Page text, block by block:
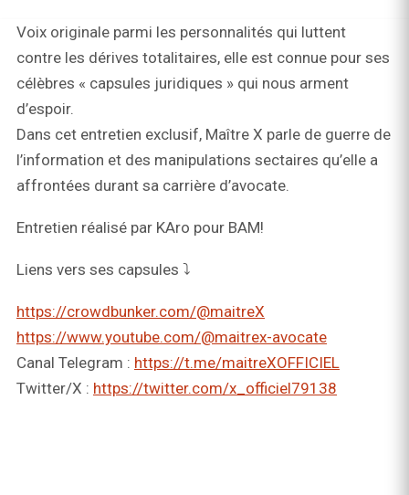
Voix originale parmi les personnalités qui luttent
contre les dérives totalitaires, elle est connue pour ses
célèbres « capsules juridiques » qui nous arment
d’espoir.
Dans cet entretien exclusif, Maître X parle de guerre de
l’information et des manipulations sectaires qu’elle a
affrontées durant sa carrière d’avocate.
Entretien réalisé par KAro pour BAM!
Liens vers ses capsules ⤵️
https://crowdbunker.com/@maitreX
https://www.youtube.com/@maitrex-avocate
Canal Telegram : https://t.me/maitreXOFFICIEL
Twitter/X : https://twitter.com/x_officiel79138